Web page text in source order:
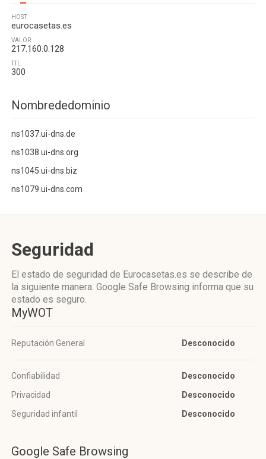
HOST
eurocasetas.es
VALOR
217.160.0.128
TTL
300
Nombrededominio
ns1037.ui-dns.de
ns1038.ui-dns.org
ns1045.ui-dns.biz
ns1079.ui-dns.com
Seguridad
El estado de seguridad de Eurocasetas.es se describe de
la siguiente manera: Google Safe Browsing informa que su
estado es seguro.
MyWOT
Reputación General Desconocido
Confiabilidad
Desconocido
Privacidad
Desconocido
Seguridad infantil
Desconocido
Google Safe Browsing